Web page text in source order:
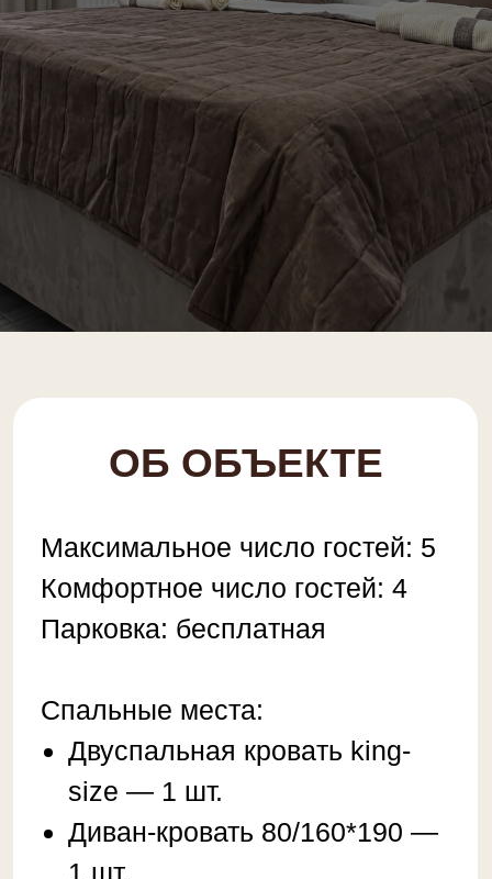
ОБ ОБЪЕКТЕ
Cпaльные места:
sizе — 1 шт.
1 шт.
Кресло-кровать - 1 шт.
❤️ Удoбcтва:
Чиcтое выглаженное белье
премиум класса, пушистые
полотенца.
Оборудованная кухня: